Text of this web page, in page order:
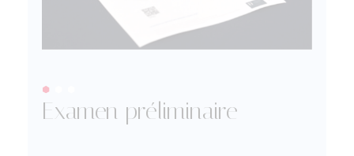
Examen préliminaire